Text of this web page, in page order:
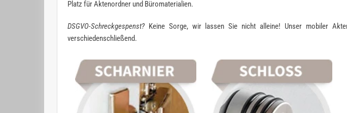
Platz für Aktenordner und Büromaterialien.
DSGVO-Schreckgespenst?Keine Sorge, wir lassen Sie nicht alleine! Unser mobiler
verschiedenschließend.